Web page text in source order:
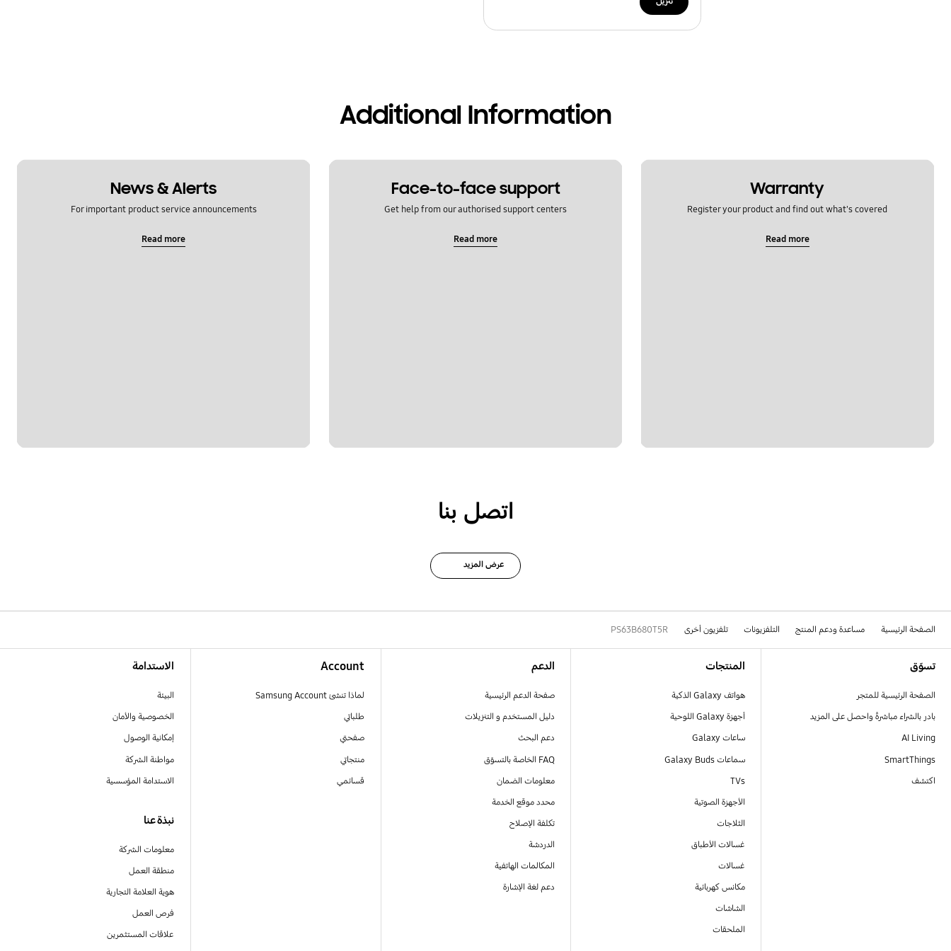
Additional Information
Warranty
Register your product and find out what's covered
Read more
Face-to-face support
Get help from our authorised support centers
Read more
News & Alerts
For important product service announcements
Read more
اتصل بنا
عرض المزيد
الصفحة الرئيسية مساعدة ودعم المنتج التلفزيونات تلفزيون أخرى PS63B680T5R
تسوّق
الصفحة الرئيسية للمتجر
بادر بالشراء مباشرةً واحصل على المزيد
AI Living
SmartThings
اكتشف
المنتجات
هواتف Galaxy الذكية
أجهزة Galaxy اللوحية
ساعات Galaxy
سماعات Galaxy Buds
TVs
الأجهزة الصوتية
الثلاجات
غسالات الأطباق
غسالات
مكانس كهربائية
الشاشات
الملحقات
الدعم
صفحة الدعم الرئيسية
دليل المستخدم و التنزيلات
دعم البحث
FAQ الخاصة بالتسوّق
معلومات الضمان
محدد موقع الخدمة
تكلفة الإصلاح
الدردشة
المكالمات الهاتفية
دعم لغة الإشارة
Account
لماذا تنشئ Samsung Account
طلباتي
صفحتي
منتجاتي
قسائمي
الاستدامة
البيئة
الخصوصية والأمان
إمكانية الوصول
مواطنة الشركة
الاستدامة المؤسسية
نبذة عنا
معلومات الشركة
منطقة العمل
هوية العلامة التجارية
فرص العمل
علاقات المستثمرين